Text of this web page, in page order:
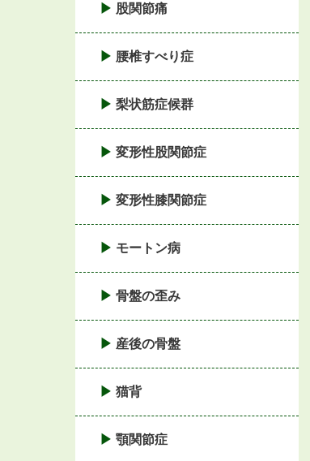
股関節痛
腰椎すべり症
梨状筋症候群
変形性股関節症
変形性膝関節症
モートン病
骨盤の歪み
産後の骨盤
猫背
顎関節症